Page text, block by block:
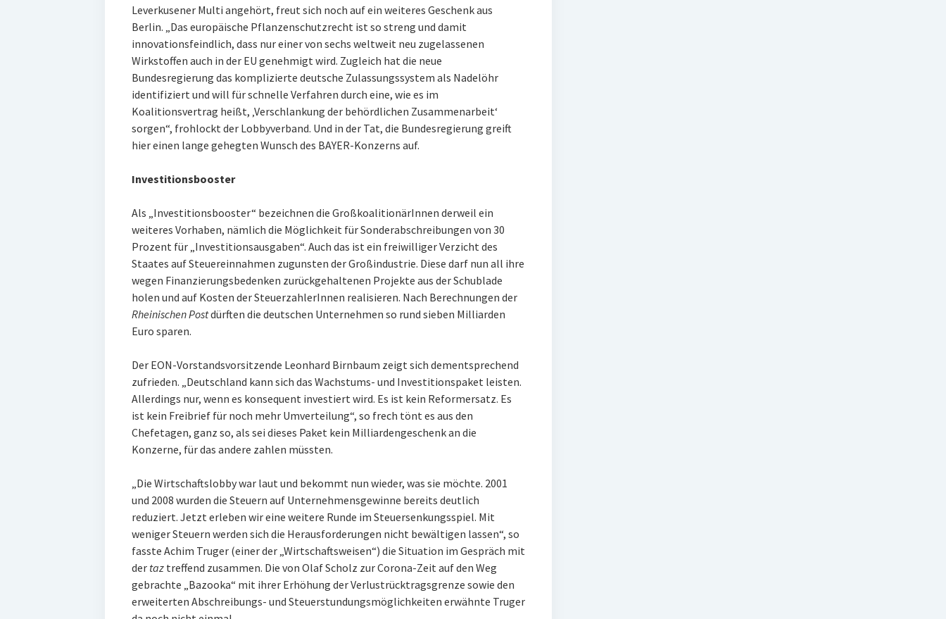
Leverkusener Multi angehört, freut sich noch auf ein weiteres Geschenk aus
Berlin. „Das europäische Pflanzenschutzrecht ist so streng und damit
innovationsfeindlich, dass nur einer von sechs weltweit neu zugelassenen
Wirkstoffen auch in der EU genehmigt wird. Zugleich hat die neue
Bundesregierung das komplizierte deutsche Zulassungssystem als Nadelöhr
identifiziert und will für schnelle Verfahren durch eine, wie es im
Koalitionsvertrag heißt, ‚Verschlankung der behördlichen Zusammenarbeit‘
sorgen“, frohlockt der Lobbyverband. Und in der Tat, die Bundesregierung greift
hier einen lange gehegten Wunsch des BAYER-Konzerns auf.
Investitionsbooster
Als „Investitionsbooster“ bezeichnen die GroßkoalitionärInnen derweil ein
weiteres Vorhaben, nämlich die Möglichkeit für Sonderabschreibungen von 30
Prozent für „Investitionsausgaben“. Auch das ist ein freiwilliger Verzicht des
Staates auf Steuereinnahmen zugunsten der Großindustrie. Diese darf nun all ihre
wegen Finanzierungsbedenken zurückgehaltenen Projekte aus der Schublade
holen und auf Kosten der SteuerzahlerInnen realisieren. Nach Berechnungen der
Rheinischen Postdürften die deutschen Unternehmen so rund sieben Milliarden
Euro sparen.
Der EON-Vorstandsvorsitzende Leonhard Birnbaum zeigt sich dementsprechend
zufrieden. „Deutschland kann sich das Wachstums- und Investitionspaket leisten.
Allerdings nur, wenn es konsequent investiert wird. Es ist kein Reformersatz. Es
ist kein Freibrief für noch mehr Umverteilung“, so frech tönt es aus den
Chefetagen, ganz so, als sei dieses Paket kein Milliardengeschenk an die
Konzerne, für das andere zahlen müssten.
„Die Wirtschaftslobby war laut und bekommt nun wieder, was sie möchte. 2001
und 2008 wurden die Steuern auf Unternehmensgewinne bereits deutlich
reduziert. Jetzt erleben wir eine weitere Runde im Steuersenkungsspiel. Mit
weniger Steuern werden sich die Herausforderungen nicht bewältigen lassen“, so
fasste Achim Truger (einer der „Wirtschaftsweisen“) die Situation im Gespräch mit
der taztreffend zusammen. Die von Olaf Scholz zur Corona-Zeit auf den Weg
gebrachte „Bazooka“ mit ihrer Erhöhung der Verlustrücktragsgrenze sowie den
erweiterten Abschreibungs- und Steuerstundungsmöglichkeiten erwähnte Truger